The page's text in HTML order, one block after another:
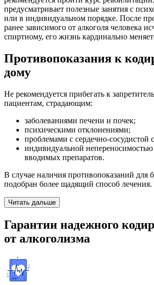
предусматривает полезные занятия с
или в индивидуальном порядке. После
ранее зависимого от алкоголя человека
спиртному, его жизнь кардинально
Противопоказания к
дому
Не рекомендуется прибегать к
пациентам, страдающим:
заболеваниями печени и почек;
психическими отклонениями;
проблемами с сердечно-сосудистой
индивидуальной
вводимых препаратов.
В случае наличия противопоказаний для
подобран более щадящий способ лечения.
Читать дальше
Гарантии надежного
от алкоголизма